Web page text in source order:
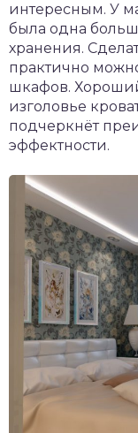
интересным. У
была одна
хранения.
практично
шкафов.
изголовье
подчеркнёт
эффектности.